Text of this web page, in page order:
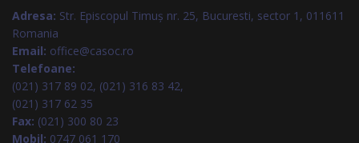
Adresa: Str. Episcopul Timuș nr. 25, Bucuresti, sector 1, 011611
Romania
Email: office@casoc.ro
Telefoane:
(021) 317 89 02, (021) 316 83 42,
(021) 317 62 35
Fax: (021) 300 80 23
Mobil: 0747 061 170